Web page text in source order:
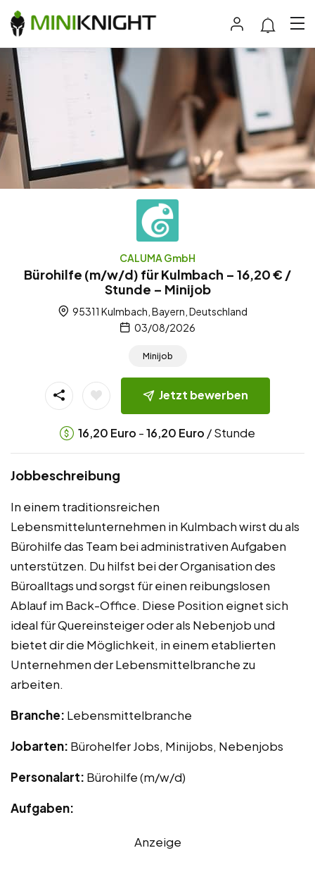
CALUMA GmbH
Bürohilfe (m/w/d) für Kulmbach – 16,20 € /
Stunde – Minijob
95311 Kulmbach, Bayern, Deutschland
03/08/2026
Minijob
Jetzt bewerben
16,20 Euro -16,20 Euro / Stunde
Jobbeschreibung
In einem traditionsreichen
Lebensmittelunternehmen in Kulmbach wirst du als
Bürohilfe das Team bei administrativen Aufgaben
unterstützen. Du hilfst bei der Organisation des
Büroalltags und sorgst für einen reibungslosen
Ablauf im Back-Office. Diese Position eignet sich
ideal für Quereinsteiger oder als Nebenjob und
bietet dir die Möglichkeit, in einem etablierten
Unternehmen der Lebensmittelbranche zu
arbeiten.
Branche: Lebensmittelbranche
Jobarten: Bürohelfer Jobs, Minijobs, Nebenjobs
Personalart: Bürohilfe (m/w/d)
Aufgaben:
Anzeige